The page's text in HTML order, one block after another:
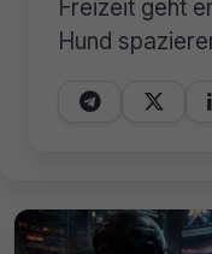
Freizeit geht
Hund
 